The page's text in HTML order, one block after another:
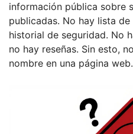
información pública sobre
publicadas. No hay lista
historial de seguridad. No
no hay reseñas. Sin esto,
nombre en una página web.